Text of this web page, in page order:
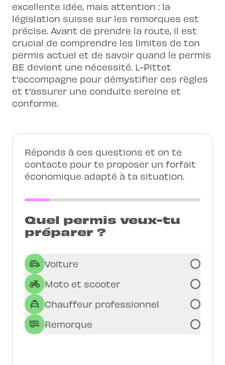
excellente idée, mais attention : la
législation suisse sur les remorques est
précise. Avant de prendre la route, il est
crucial de comprendre les limites de ton
permis actuel et de savoir quand le permis
BE devient une nécessité. L-Pittet
t'accompagne pour démystifier ces règles
et t'assurer une conduite sereine et
conforme.
Réponds à ces questions et on te
contacte pour te proposer un forfait
économique adapté à ta situation.
Quel permis veux-tu
préparer ?
Voiture
Moto et scooter
Chauffeur professionnel
Remorque